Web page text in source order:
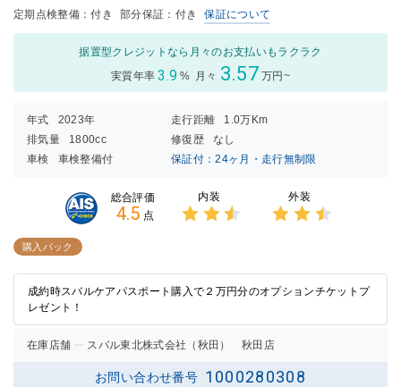
定期点検整備：付き 部分保証：付き 保証について
据置型クレジットなら月々のお支払いもラクラク
実質年率 3.9 % 月々 3.57 万円~
年式 2023年 走行距離
1.0万Km
排気量
1800cc 修復歴
なし
車検
車検整備付 保証付：24ヶ月・走行無制限
総合評価
4.5 点
内装 外装
購入パック
成約時スバルケアパスポート購入で２万円分のオプションチケットプ
レゼント！
在庫店舗 スバル東北株式会社（秋田） 秋田店
お問い合わせ番号 1000280308